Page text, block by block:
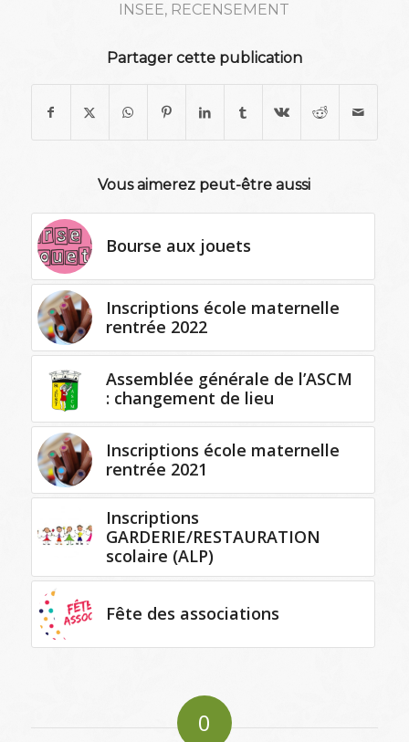
INSEE, RECENSEMENT
Partager cette publication
Vous aimerez peut-être aussi
Bourse aux jouets
Inscriptions école maternelle
rentrée 2022
Assemblée générale de l’ASCM
: changement de lieu
Inscriptions école maternelle
rentrée 2021
Inscriptions
GARDERIE/RESTAURATION
scolaire (ALP)
Fête des associations
0